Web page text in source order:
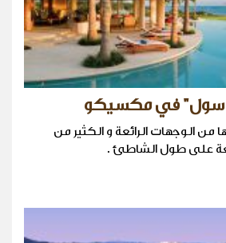
سول" في مكسيكو
الوجهات الرائعة و الكثير من
على طول الشاطئ .